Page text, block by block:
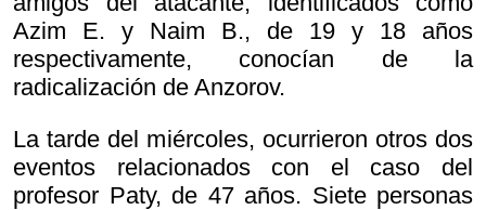
Azim E. y Naim B., de 19 y 18 años
respectivamente, conocían de la
radicalización de Anzorov.
La tarde del miércoles, ocurrieron otros dos
eventos relacionados con el caso del
profesor Paty, de 47 años. Siete personas